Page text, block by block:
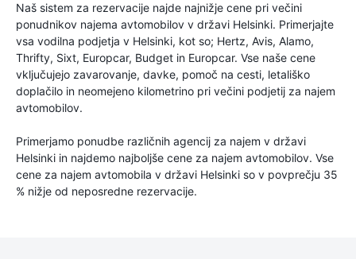
Naš sistem za rezervacije najde najnižje cene pri večini
ponudnikov najema avtomobilov v državi Helsinki. Primerjajte
vsa vodilna podjetja v Helsinki, kot so; Hertz, Avis, Alamo,
Thrifty, Sixt, Europcar, Budget in Europcar. Vse naše cene
vključujejo zavarovanje, davke, pomoč na cesti, letališko
doplačilo in neomejeno kilometrino pri večini podjetij za najem
avtomobilov.
Primerjamo ponudbe različnih agencij za najem v državi
Helsinki in najdemo najboljše cene za najem avtomobilov. Vse
cene za najem avtomobila v državi Helsinki so v povprečju 35
% nižje od neposredne rezervacije.